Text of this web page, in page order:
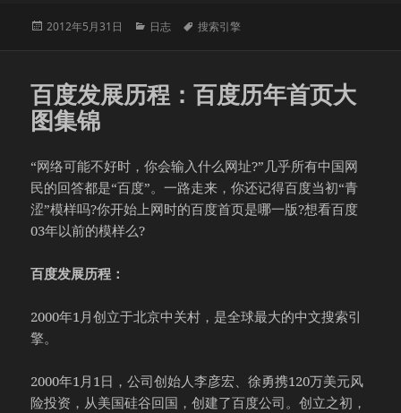
发
2012年5月31日
分
日志
标
搜索引擎
百度发展历程：百度历年首页大
图集锦
“网络可能不好时，你会输入什么网址?”几乎所有中国网
民的回答都是“百度”。一路走来，你还记得百度当初“青
涩”模样吗?你开始上网时的百度首页是哪一版?想看百度
03年以前的模样么?
百度发展历程：
2000年1月创立于北京中关村，是全球最大的中文搜索引
擎。
2000年1月1日，公司创始人李彦宏、徐勇携120万美元风
险投资，从美国硅谷回国，创建了百度公司。创立之初，